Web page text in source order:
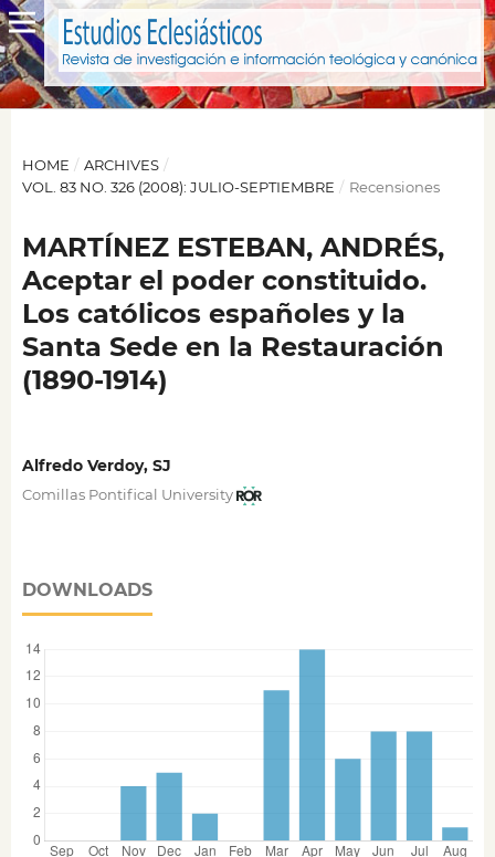
HOME / ARCHIVES /
VOL. 83 NO. 326 (2008): JULIO-SEPTIEMBRE / Recensiones
MARTÍNEZ ESTEBAN, ANDRÉS,
Aceptar el poder constituido.
Los católicos españoles y la
Santa Sede en la Restauración
(1890-1914)
Alfredo Verdoy, SJ
Comillas Pontifical University
DOWNLOADS